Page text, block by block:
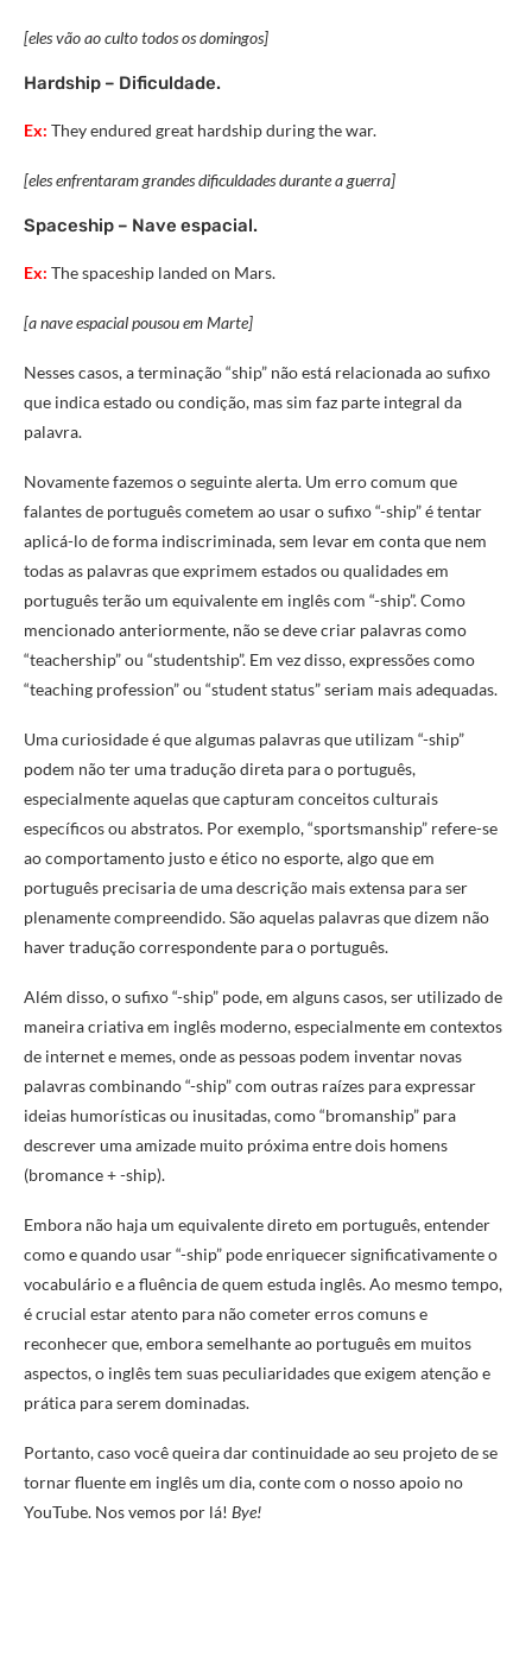
[eles vão ao culto todos os domingos]
Hardship – Dificuldade.
Ex: They endured great hardship during the war.
[eles enfrentaram grandes dificuldades durante a guerra]
Spaceship – Nave espacial.
Ex: The spaceship landed on Mars.
[a nave espacial pousou em Marte]
Nesses casos, a terminação “ship” não está relacionada ao sufixo
que indica estado ou condição, mas sim faz parte integral da
palavra.
Novamente fazemos o seguinte alerta. Um erro comum que
falantes de português cometem ao usar o sufixo “-ship” é tentar
aplicá-lo de forma indiscriminada, sem levar em conta que nem
todas as palavras que exprimem estados ou qualidades em
português terão um equivalente em inglês com “-ship”. Como
mencionado anteriormente, não se deve criar palavras como
“teachership” ou “studentship”. Em vez disso, expressões como
“teaching profession” ou “student status” seriam mais adequadas.
Uma curiosidade é que algumas palavras que utilizam “-ship”
podem não ter uma tradução direta para o português,
especialmente aquelas que capturam conceitos culturais
específicos ou abstratos. Por exemplo, “sportsmanship” refere-se
ao comportamento justo e ético no esporte, algo que em
português precisaria de uma descrição mais extensa para ser
plenamente compreendido. São aquelas palavras que dizem não
haver tradução correspondente para o português.
Além disso, o sufixo “-ship” pode, em alguns casos, ser utilizado de
maneira criativa em inglês moderno, especialmente em contextos
de internet e memes, onde as pessoas podem inventar novas
palavras combinando “-ship” com outras raízes para expressar
ideias humorísticas ou inusitadas, como “bromanship” para
descrever uma amizade muito próxima entre dois homens
(bromance + -ship).
Embora não haja um equivalente direto em português, entender
como e quando usar “-ship” pode enriquecer significativamente o
vocabulário e a fluência de quem estuda inglês. Ao mesmo tempo,
é crucial estar atento para não cometer erros comuns e
reconhecer que, embora semelhante ao português em muitos
aspectos, o inglês tem suas peculiaridades que exigem atenção e
prática para serem dominadas.
Portanto, caso você queira dar continuidade ao seu projeto de se
tornar fluente em inglês um dia, conte com o nosso apoio no
YouTube. Nos vemos por lá! Bye!